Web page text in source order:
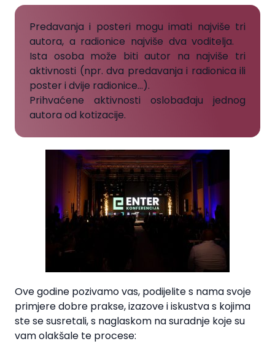
Predavanja i posteri mogu imati najviše tri
autora, a radionice najviše dva voditelja.
Ista osoba može biti autor na najviše tri
aktivnosti (npr. dva predavanja i radionica ili
poster i dvije radionice…).
Prihvaćene aktivnosti oslobađaju jednog
autora od kotizacije.
Ove godine pozivamo vas, podijelite s nama svoje
primjere dobre prakse, izazove i iskustva s kojima
ste se susretali, s naglaskom na suradnje koje su
vam olakšale te procese: